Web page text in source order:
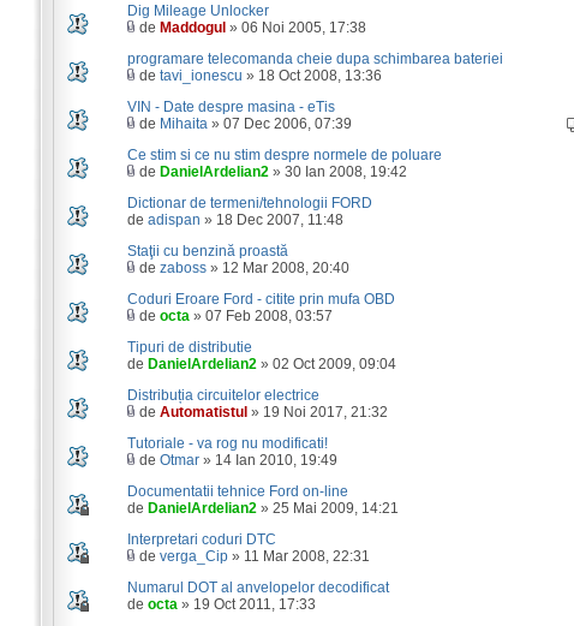
Dig Mileage Unlocker
de Maddogul » 06 Noi 2005, 17:38
programare telecomanda cheie dupa schimbarea bateriei
de tavi_ionescu » 18 Oct 2008, 13:36
VIN - Date despre masina - eTis
de Mihaita» 07 Dec 2006, 07:39
Ce stim si ce nu stim despre normele de poluare
de DanielArdelian2» 30 Ian 2008, 19:42
Dictionar de termeni/tehnologii FORD
de adispan » 18 Dec 2007, 11:48
Staţii cu benzină proastă
de zaboss» 12 Mar 2008, 20:40
Coduri Eroare Ford - citite prin mufa OBD
de octa» 07 Feb 2008, 03:57
Tipuri de distributie
de DanielArdelian2» 02 Oct 2009, 09:04
Distribuția circuitelor electrice
de Automatistul » 19 Noi 2017, 21:32
Tutoriale - va rog nu modificati!
de Otmar» 14 Ian 2010, 19:49
Documentatii tehnice Ford on-line
de DanielArdelian2» 25 Mai 2009, 14:21
Interpretari coduri DTC
de verga_Cip» 11 Mar 2008, 22:31
Numarul DOT al anvelopelor decodificat
de octa» 19 Oct 2011, 17:33